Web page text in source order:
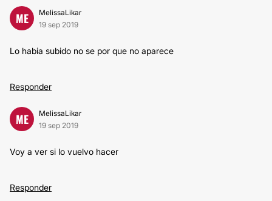
ME
MelissaLikar
19 sep 2019
Lo habia subido no se por que no aparece
Responder
ME
MelissaLikar
19 sep 2019
Voy a ver si lo vuelvo hacer
Responder